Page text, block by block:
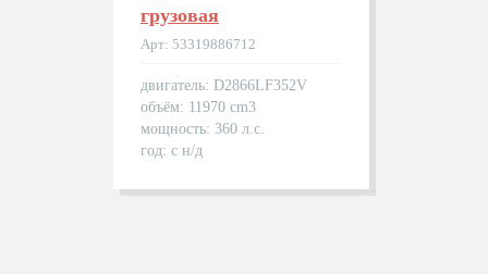
грузовая
Арт: 53319886712
двигатель: D2866LF352V
объём: 11970 cm3
мощность: 360 л.с.
год: с н/д